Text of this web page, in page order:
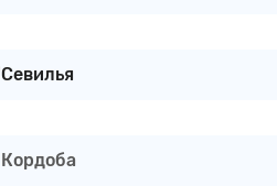
Севилья
Кордоба